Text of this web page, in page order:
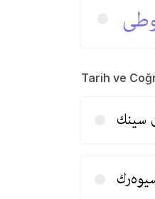
Tarih ve
سینك